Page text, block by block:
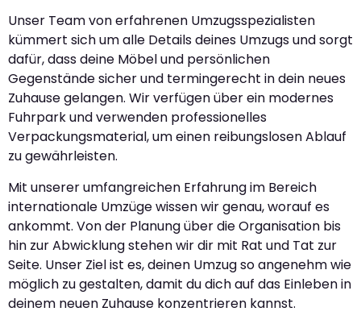
Unser Team von erfahrenen Umzugsspezialisten
kümmert sich um alle Details deines Umzugs und sorgt
dafür, dass deine Möbel und persönlichen
Gegenstände sicher und termingerecht in dein neues
Zuhause gelangen. Wir verfügen über ein modernes
Fuhrpark und verwenden professionelles
Verpackungsmaterial, um einen reibungslosen Ablauf
zu gewährleisten.
Mit unserer umfangreichen Erfahrung im Bereich
internationale Umzüge wissen wir genau, worauf es
ankommt. Von der Planung über die Organisation bis
hin zur Abwicklung stehen wir dir mit Rat und Tat zur
Seite. Unser Ziel ist es, deinen Umzug so angenehm wie
möglich zu gestalten, damit du dich auf das Einleben in
deinem neuen Zuhause konzentrieren kannst.